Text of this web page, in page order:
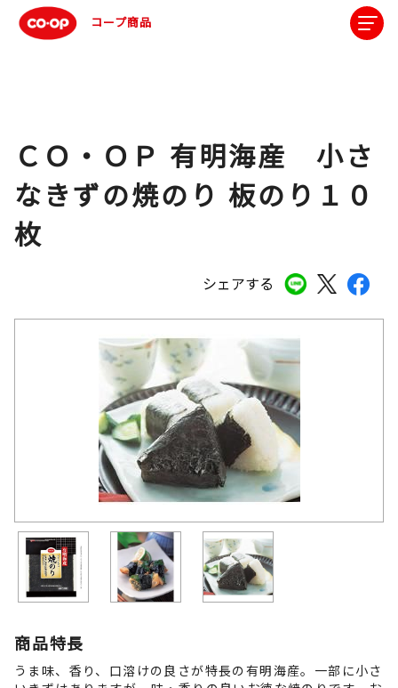
コープ商品
シェアする
ＣＯ・ＯＰ 有明海産 小さ
なきずの焼のり 板のり１０
枚
商品特長
うま味、香り、口溶けの良さが特長の有明海産。一部に小さ